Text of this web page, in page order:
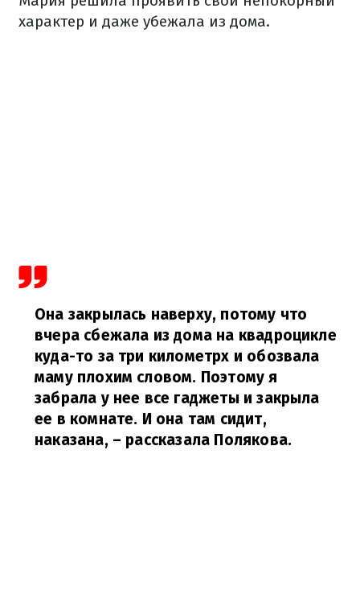
характер и даже убежала из дома.
Она закрылась наверху, потому что
вчера сбежала из дома на квадроцикле
куда-то за три километрх и обозвала
маму плохим словом. Поэтому я
забрала у нее все гаджеты и закрыла
ее в комнате. И она там сидит,
наказана, – рассказала Полякова.